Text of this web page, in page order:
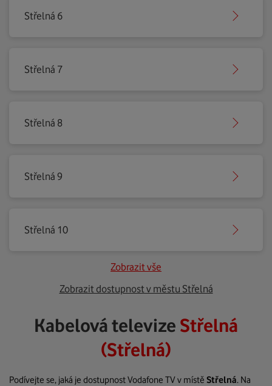
Střelná 6
Střelná 7
Střelná 8
Střelná 9
Střelná 10
Zobrazit vše
Zobrazit dostupnost v městu Střelná
Kabelová televize Střelná
(Střelná)
Podívejte se, jaká je dostupnost Vodafone TV v místě Střelná. Na